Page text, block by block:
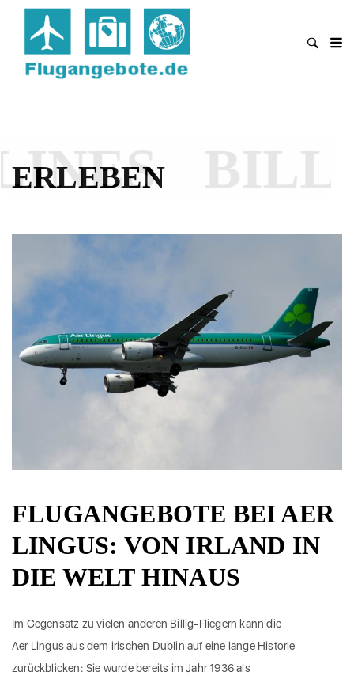
ERLEBEN
FLUGANGEBOTE BEI AER
LINGUS: VON IRLAND IN
DIE WELT HINAUS
Im Gegensatz zu vielen anderen Billig-Fliegern kann die
Aer Lingus aus dem irischen Dublin auf eine lange Historie
zurückblicken: Sie wurde bereits im Jahr 1936 als